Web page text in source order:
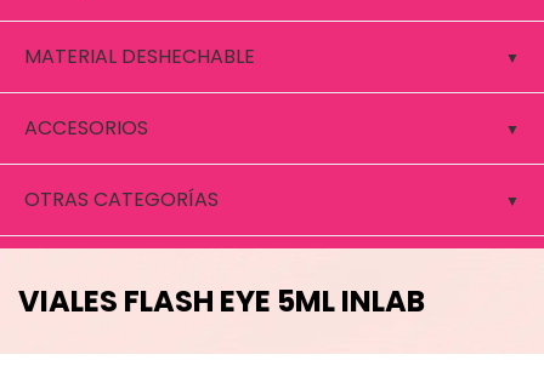
MATERIAL DESHECHABLE
ACCESORIOS
OTRAS CATEGORÍAS
VIALES FLASH EYE 5ML INLAB